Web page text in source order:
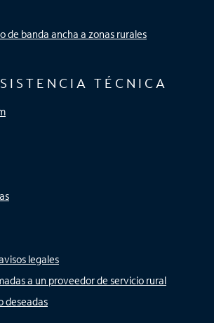
de banda ancha a zonas rurales
TÉCNICA
legales
a un proveedor de servicio rural
deseadas